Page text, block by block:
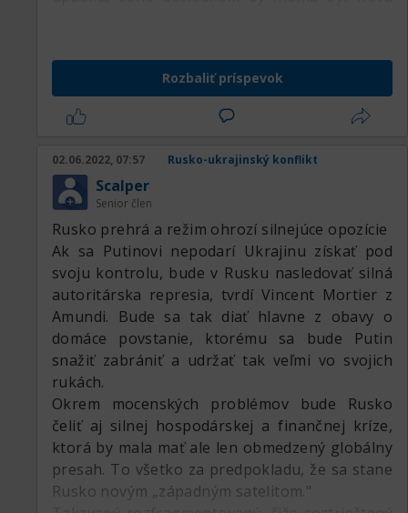
Bude pretrvávať tlak na trh s energiou a
finančné trhy sa kvôli systémovej nestabilite a
nevyspytateľnosti ruských trhov ocitnú v zatiaľ
nepreskúmaných vodách. Investori budú hľadať
im zaistia bezpečie v ich portfóliách. A nový
úspech by mohli zaznamenať aj alternatívne
platidlá ako kryptomeny, ktoré by ťažili z
odpojenia niektorých bánk od systému SWIFT.
Rozbaliť príspevok
02.06.2022, 07:57 Rusko-ukrajinský konflikt
Scalper
Senior člen
Rusko prehrá a režim ohrozí silnejúce opozície
Ak sa Putinovi nepodarí Ukrajinu získať pod
svoju kontrolu, bude v Rusku nasledovať silná
autoritárska represia, tvrdí Vincent Mortier z
Amundi. Bude sa tak diať hlavne z obavy o
domáce povstanie, ktorému sa bude Putin
snažiť zabrániť a udržať tak veľmi vo svojich
rukách.
Okrem mocenských problémov bude Rusko
čeliť aj silnej hospodárskej a finančnej kríze,
ktorá by mala mať ale len obmedzený globálny
presah. To všetko za predpokladu, že sa stane
Rusko novým „západným satelitom."